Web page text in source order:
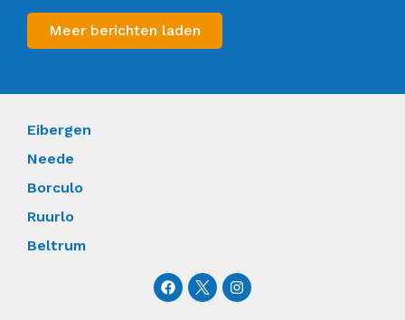
Meer berichten laden
Eibergen
Neede
Borculo
Ruurlo
Beltrum
F
a
I
n